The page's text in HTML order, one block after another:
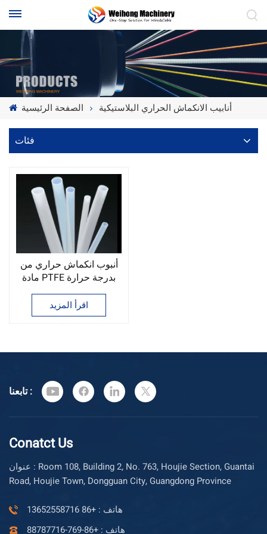
الصفحة الرئيسية أنابيب الانكماش الحراري البلاستيكية
فئات
أنبوب انكماش حراري من
مادة PTFE بدرجة حرارة
عالية تصل إلى 260 درجة
مئوية
اقرأ المزيد
تابعنا :
Conatct Us
عنوان : Room 108, Building 2, No. 763, Houjie Section, Guantai
Road, Houjie Town, Dongguan City, Guangdong Province
هاتف : +86 13652558716
هاتف : +86-769-88787716